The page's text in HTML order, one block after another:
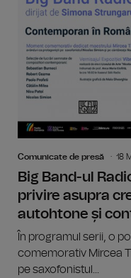
Comunicate de presă 18
Big Band-ul
privire asupra
autohtone și
În programul serii, o
comemorativ Mircea
pe saxofonistul...